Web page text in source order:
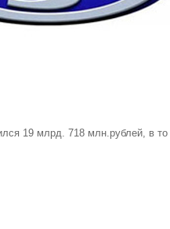
19 млрд. 718 млн.рублей, в